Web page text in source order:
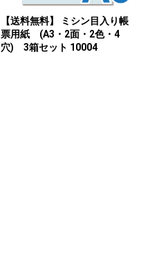
【送料無料】 ミシン目入り帳
票用紙 (A3・2面・2色・4
穴) 3箱セット 10004